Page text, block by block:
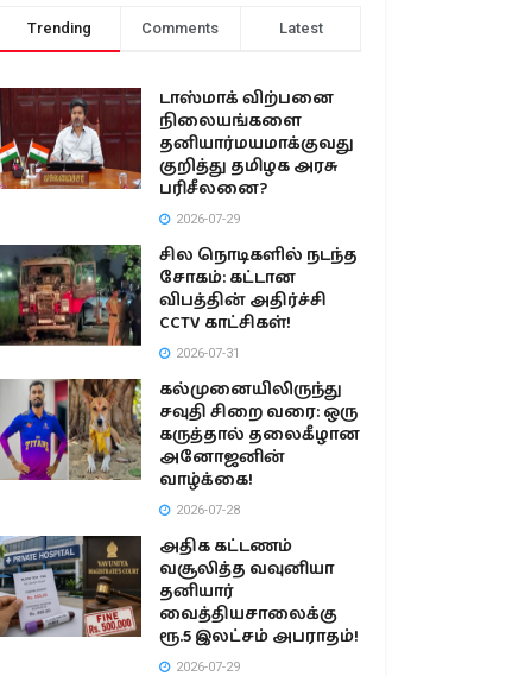
Trending Comments Latest
டாஸ்மாக் விற்பனை
நிலையங்களை
தனியார்மயமாக்குவது
குறித்து தமிழக அரசு
பரிசீலனை?
2026-07-29
சில நொடிகளில் நடந்த
சோகம்: கட்டான
விபத்தின் அதிர்ச்சி
CCTV காட்சிகள்!
2026-07-31
கல்முனையிலிருந்து
சவுதி சிறை வரை: ஒரு
கருத்தால் தலைகீழான
அனோஜனின்
வாழ்க்கை!
2026-07-28
அதிக கட்டணம்
வசூலித்த வவுனியா
தனியார்
வைத்தியசாலைக்கு
ரூ.5 இலட்சம் அபராதம்!
2026-07-29